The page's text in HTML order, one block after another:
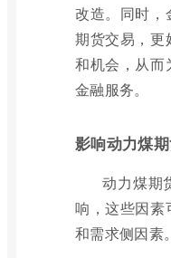
改造。同时，
期货交易，更
和机会，从而
金融服务。
影响动力煤
动力煤期
响，这些因素
和需求侧因素。